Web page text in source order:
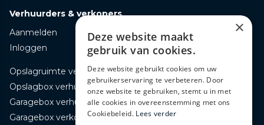
Verhuurders & verkopers
Aanmelden
Inloggen
Opslagruimte verhuren
Opslagbox verhuren
Garagebox verhuren
Garagebox verkopen
×
Deze website maakt
gebruik van cookies.
Deze website gebruikt cookies om uw
gebruikerservaring te verbeteren. Door
onze website te gebruiken, stemt u in met
alle cookies in overeenstemming met ons
Cookiebeleid. Lees verder